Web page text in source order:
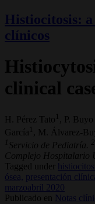
Histiocitosis: a
clínicos
clinical
H. Pérez Tato 1 , P.
García 1 , M. Álvarez-
1 Servicio de Pediatría. 2
Complejo Hospitalario
Tagged under
ósea, presentación
marzoabril 2020
Publicado en Notas